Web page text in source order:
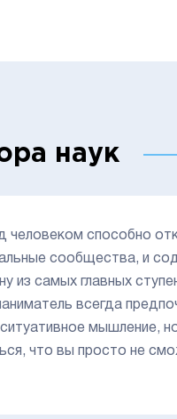
наук
человеком способно
сообщества, и
из самых главных
всегда
мышление,
что вы просто не